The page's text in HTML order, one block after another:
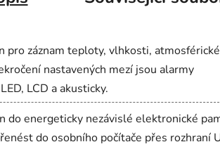
pro záznam teploty, vlhkosti,
nastavených mezí jsou alarmy
LCD a akusticky.
do energeticky nezávislé elektronické
do osobního počítače přes rozhraní